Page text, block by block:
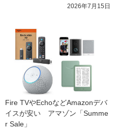
2026年7月15日
Fire TVやEchoなどAmazonデバ
イスが安い　アマゾン「Summe
r Sale」